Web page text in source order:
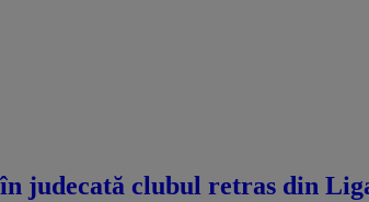
judecată clubul retras din